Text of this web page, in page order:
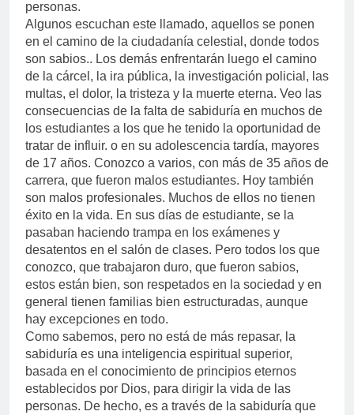
personas.
Algunos escuchan este llamado, aquellos se ponen
en el camino de la ciudadanía celestial, donde todos
son sabios.. Los demás enfrentarán luego el camino
de la cárcel, la ira pública, la investigación policial, las
multas, el dolor, la tristeza y la muerte eterna. Veo las
consecuencias de la falta de sabiduría en muchos de
los estudiantes a los que he tenido la oportunidad de
tratar de influir. o en su adolescencia tardía, mayores
de 17 años. Conozco a varios, con más de 35 años de
carrera, que fueron malos estudiantes. Hoy también
son malos profesionales. Muchos de ellos no tienen
éxito en la vida. En sus días de estudiante, se la
pasaban haciendo trampa en los exámenes y
desatentos en el salón de clases. Pero todos los que
conozco, que trabajaron duro, que fueron sabios,
estos están bien, son respetados en la sociedad y en
general tienen familias bien estructuradas, aunque
hay excepciones en todo.
Como sabemos, pero no está de más repasar, la
sabiduría es una inteligencia espiritual superior,
basada en el conocimiento de principios eternos
establecidos por Dios, para dirigir la vida de las
personas. De hecho, es a través de la sabiduría que